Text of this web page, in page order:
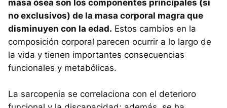
masa ósea son los componentes principales (si
no exclusivos) de la masa corporal magra que
disminuyen con la edad. Estos cambios en la
composición corporal parecen ocurrir a lo largo de
la vida y tienen importantes consecuencias
funcionales y metabólicas.
La sarcopenia se correlaciona con el deterioro